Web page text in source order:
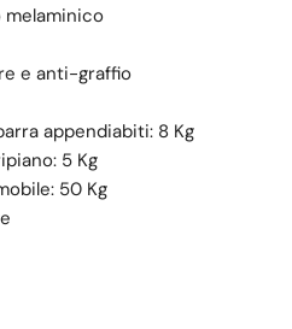
e anti-graffio
appendiabiti: 8 Kg
5 Kg
50 Kg